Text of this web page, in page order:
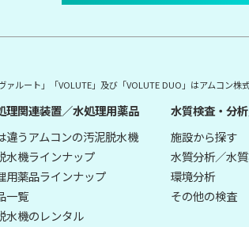
ヴァルート」「VOLUTE」及び「VOLUTE DUO」はアムコン株
理関連装置／水処理用薬品
違うアムコンの汚泥脱水機
水機ラインナップ
用薬品ラインナップ
一覧
水機のレンタル
水質検査・分
施設から探す
水質分析／水
環境分析
その他の検査